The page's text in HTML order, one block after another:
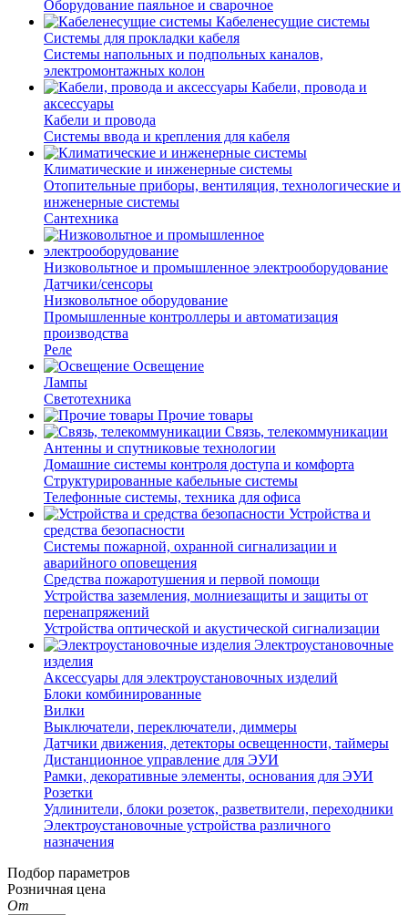
Оборудование паяльное и сварочное
Кабеленесущие системы
Системы для прокладки кабеля
Системы напольных и подпольных каналов,
электромонтажных колон
Кабели, провода и
аксессуары
Кабели и провода
Системы ввода и крепления для кабеля
Климатические и инженерные системы
Отопительные приборы, вентиляция, технологические и
инженерные системы
Сантехника
Низковольтное и промышленное электрооборудование
Датчики/сенсоры
Низковольтное оборудование
Промышленные контроллеры и автоматизация
производства
Реле
Освещение
Лампы
Светотехника
Прочие товары
Связь, телекоммуникации
Антенны и спутниковые технологии
Домашние системы контроля доступа и комфорта
Структурированные кабельные системы
Телефонные системы, техника для офиса
Устройства и
средства безопасности
Системы пожарной, охранной сигнализации и
аварийного оповещения
Средства пожаротушения и первой помощи
Устройства заземления, молниезащиты и защиты от
перенапряжений
Устройства оптической и акустической сигнализации
Электроустановочные
изделия
Аксессуары для электроустановочных изделий
Блоки комбинированные
Вилки
Выключатели, переключатели, диммеры
Датчики движения, детекторы освещенности, таймеры
Дистанционное управление для ЭУИ
Рамки, декоративные элементы, основания для ЭУИ
Розетки
Удлинители, блоки розеток, разветвители, переходники
Электроустановочные устройства различного
назначения
Подбор параметров
Розничная цена
От